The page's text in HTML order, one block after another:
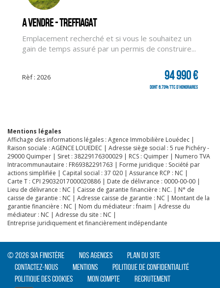
CLIQUER ICI POUR AGRANDIR
A vendre - TREFFIAGAT
Emplacement recherché et si vous le souhaitez un
gain de temps assuré par un permis de construire...
Rèf : 2026 94 990 €
dont 6.73% TTC d'honoraires
Mentions légales
Affichage des informations légales : Agence Immobilière Louédec |
Raison sociale : AGENCE LOUEDEC | Adresse siège social : 5 rue Pichéry -
29000 Quimper | Siret : 38229176300029 | RCS : Quimper | Numero TVA
Intracommunautaire : FR69382291763 | Forme juridique : Société par
actions simplifiée | Capital social : 37 020 | Assurance RCP : NC |
Carte T : CPI 29032017000020886 | Date de délivrance : 0000-00-00 |
Lieu de délivrance : NC | Caisse de garantie financière : NC. | N° de
caisse de garantie : NC | Adresse caisse de garantie : NC | Montant de la
garantie financière : NC | Nom du médiateur : fnaim | Adresse du
médiateur : NC | Adresse du site : NC |
Entreprise juridiquement et financièrement indépendante
© 2026 SIA Finistère Nos agences
Plan du site
Contactez-nous
Mentions
Politique de confidentialité
Politique des cookies
Mon compte Recrutement